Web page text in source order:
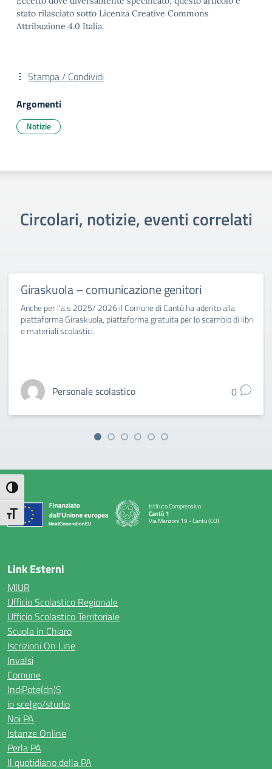
Attiva/disattiva alto contrasto
Attiva/disattiva dimensione testo
stato rilasciato sotto Licenza Creative Commons
Attribuzione 4.0 Italia.
Stampa / Condividi
Argomenti
Notizie
Circolari, notizie, eventi correlati
Giraskuola – comunicazione genitori
Anche per l’a.s.2025/ 2026 il Comune di Cantù ha aderito alla
piattaforma Giraskuola, piattaforma gratuita per lo scambio di libri
e materiali scolastici.
Personale scolastico 0
Istituto Comprensivo
Cantù 1
Via Manzoni 19 - Cantù (CO)
— Visita la pagina iniziale della scuola
Link Esterni
MIUR
Ufficio Scolastico Regionale
Ufficio Scolastico Territoriale
Scuola in Chiaro
Iscrizioni On Line
Invalsi
Comune
IndiPote(dn)S
io scelgo/studio
Noi PA
Istanze Online
Perla PA
Il quotidiano della PA